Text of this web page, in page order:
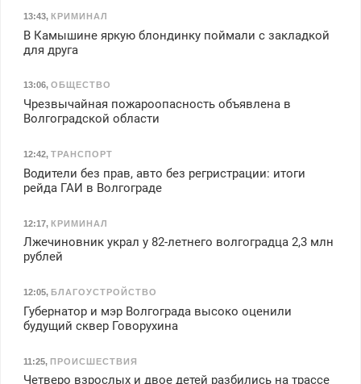
13:43, КРИМИНАЛ
В Камышине яркую блондинку поймали с закладкой
для друга
13:06, ОБЩЕСТВО
Чрезвычайная пожароопасность объявлена в
Волгоградской области
12:42, ТРАНСПОРТ
Водители без прав, авто без регристрации: итоги
рейда ГАИ в Волгограде
12:17, КРИМИНАЛ
Лжечиновник украл у 82-летнего волгоградца 2,3 млн
рублей
12:05, БЛАГОУСТРОЙСТВО
Губернатор и мэр Волгограда высоко оценили
будущий сквер Говорухина
11:25, ПРОИСШЕСТВИЯ
Четверо взрослых и двое детей разбились на трассе